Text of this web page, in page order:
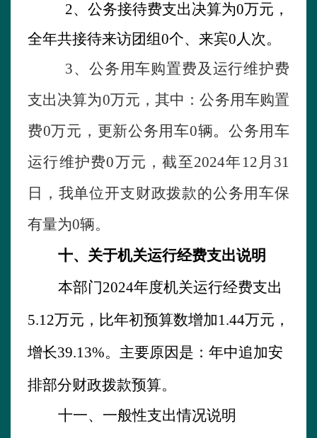
2、公务接待费支出决算为0万元，
全年共接待来访团组0个、来宾0人次。
3、公务用车购置费及运行维护费
支出决算为0万元，其中：公务用车购置
费0万元 ， 更新公务用车0辆。 公务用车
运行维护费0万元 ，截至2024年 12 月 31
日，我单位开支财政拨款的公务用车保
有量为0辆。
十、 关于机关运行经费支出说明
本部门2024年度机关运行经费支出
5.12万元，比年初预算数增加1.44万元，
增长39.13%。主要原因是： 年中追加安
排部分财政拨款预算。
十一、一般性支出情况说明